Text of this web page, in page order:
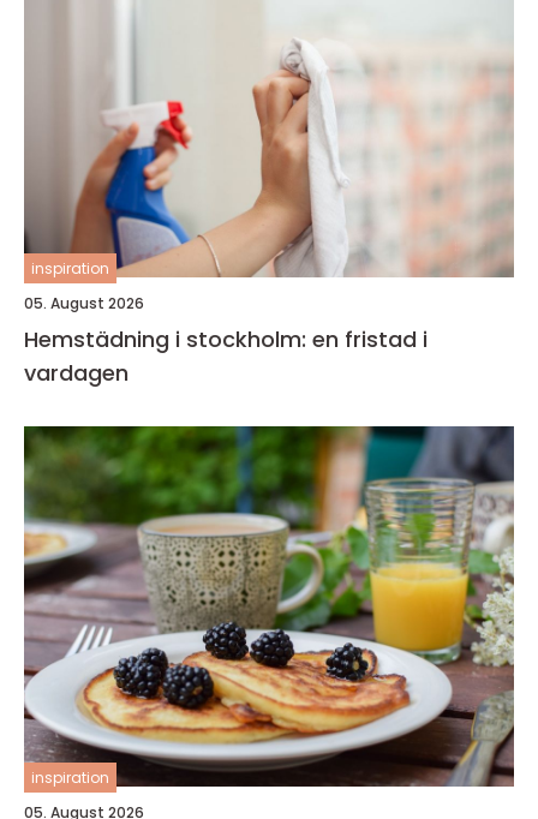
inspiration
05. August 2026
Hemstädning i stockholm: en fristad i
vardagen
inspiration
05. August 2026